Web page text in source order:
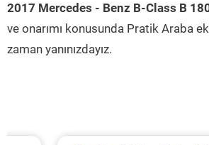
2017 Mercedes - Benz B-Class B
ve onarımı konusunda Pratik Araba
zaman yanınızdayız.